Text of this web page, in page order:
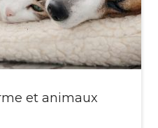
et animaux